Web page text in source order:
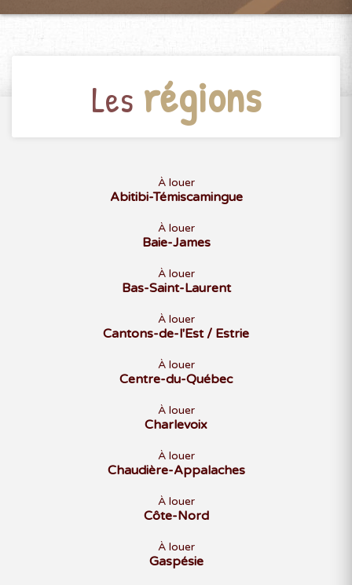
Les régions
À louer
Abitibi-Témiscamingue
À louer
Baie-James
À louer
Bas-Saint-Laurent
À louer
Cantons-de-l'Est / Estrie
À louer
Centre-du-Québec
À louer
Charlevoix
À louer
Chaudière-Appalaches
À louer
Côte-Nord
À louer
Gaspésie